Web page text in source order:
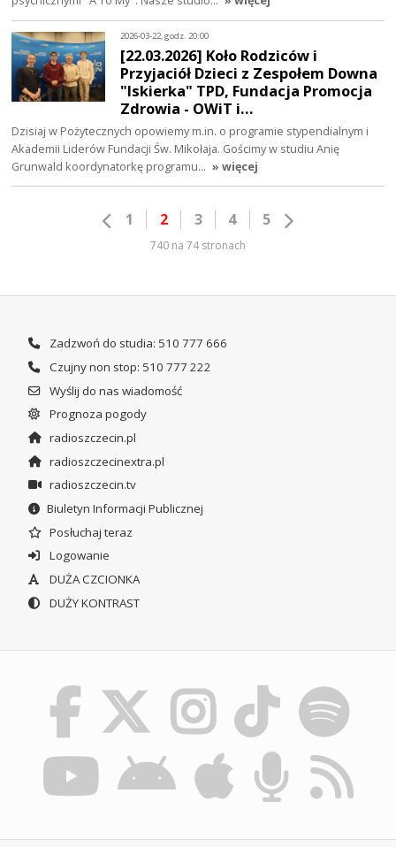
2026-03-22, godz. 20:00
[22.03.2026] Koło Rodziców i
Przyjaciół Dzieci z Zespołem Downa
"Iskierka" TPD, Fundacja Promocja
Zdrowia - OWiT i…
Dzisiaj w Pożytecznych opowiemy m.in. o programie stypendialnym i
Akademii Liderów Fundacji Św. Mikołaja. Gościmy w studiu Anię
Grunwald koordynatorkę programu… » więcej
1 2 3 4 5
740 na 74 stronach
Zadzwoń do studia: 510 777 666
Czujny non stop: 510 777 222
Wyślij do nas wiadomość
Prognoza pogody
radioszczecin.pl
radioszczecinextra.pl
radioszczecin.tv
Biuletyn Informacji Publicznej
Posłuchaj teraz
Logowanie
DUŻA CZCIONKA
DUŻY KONTRAST